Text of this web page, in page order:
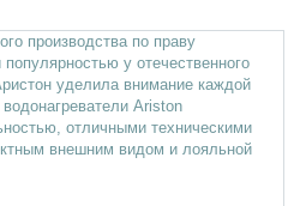
производства по праву
у отечественного
уделила внимание каждой
Ariston
отличными техническими
внешним видом и лояльной